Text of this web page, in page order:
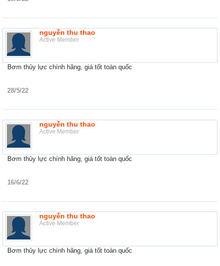
nguyễn thu thao
Active Member
Bơm thủy lực chính hãng, giá tốt toàn quốc
28/5/22
nguyễn thu thao
Active Member
Bơm thủy lực chính hãng, giá tốt toàn quốc
16/6/22
nguyễn thu thao
Active Member
Bơm thủy lực chính hãng, giá tốt toàn quốc